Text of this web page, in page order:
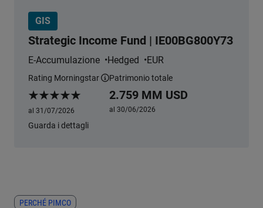
GIS
Strategic Income Fund | IE00BG800Y73
E-Accumulazione Hedged EUR
Rating Morningstar
Morningstar Rating
al 31/07/2026
Patrimonio totale
2.759 MM USD
al 30/06/2026
Guarda i dettagli
PERCHÉ PIMCO